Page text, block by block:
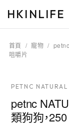
HKINLIFE
首頁 / 寵物 /
咀嚼片
PETNC NATURAL
petnc
類狗狗，